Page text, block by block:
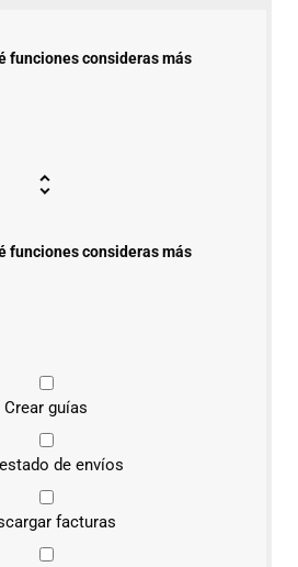
funciones consideras más
funciones consideras más
Crear guías
de envíos
facturas